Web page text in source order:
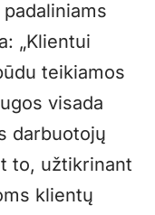
„Klientui
teikiamos
visada
darbuotojų
to, užtikrinant
klientų